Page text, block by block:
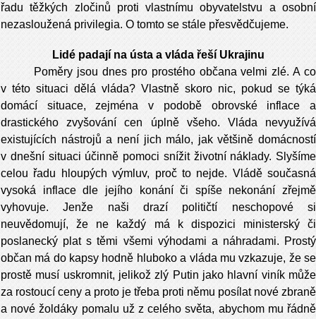
řadu těžkých zločinů proti vlastnímu obyvatelstvu a osobní
nezasloužená privilegia. O tomto se stále přesvědčujeme.
Lidé padají na ústa a vláda řeší Ukrajinu
Poměry jsou dnes pro prostého občana velmi zlé. A co
v této situaci dělá vláda? Vlastně skoro nic, pokud se týká
domácí situace, zejména v podobě obrovské inflace a
drastického zvyšování cen úplně všeho. Vláda nevyužívá
existujících nástrojů a není jich málo, jak většině domácností
v dnešní situaci účinně pomoci snížit životní náklady. Slyšíme
celou řadu hloupých výmluv, proč to nejde. Vládě současná
vysoká inflace dle jejího konání či spíše nekonání zřejmě
vyhovuje. Jenže naši drazí političtí neschopové si
neuvědomují, že ne každý má k dispozici ministerský či
poslanecký plat s těmi všemi výhodami a náhradami. Prostý
občan má do kapsy hodně hluboko a vláda mu vzkazuje, že se
prostě musí uskromnit, jelikož zlý Putin jako hlavní viník může
za rostoucí ceny a proto je třeba proti němu posílat nové zbraně
a nové žoldáky pomalu už z celého světa, abychom mu řádně